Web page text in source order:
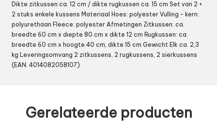
Dikte zitkussen ca. 12 cm / dikte rugkussen ca. 15 cm Set van 2 +
2 stuks enkele kussens Materiaal Hoes: polyester Vulling – kern:
polyurethaan Fleece: polyester Afmetingen Zitkussen: ca.
breedte 60 cm x diepte 80 cm x dikte 12 cm Rugkussen: ca.
breedte 60 cm x hoogte 40 cm, dikte 15 cm Gewicht Elk ca. 2,3
kg Leveringsomvang 2 zitkussens, 2 rugkussens, 2 sierkussens
(EAN: 4014082058107)
Gerelateerde producten